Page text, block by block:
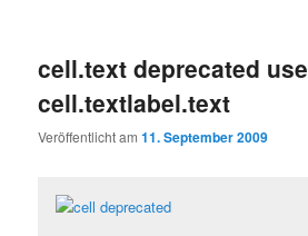
cell.text deprecated use
cell.textlabel.text
Veröffentlicht am11. September 2009